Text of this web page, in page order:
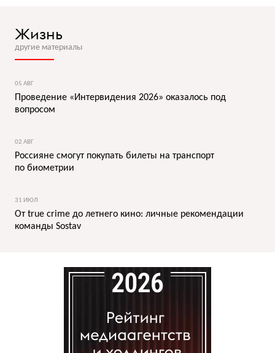
Жизнь
другие материалы
05 АВГ
Проведение «Интервидения 2026» оказалось под
вопросом
02 АВГ
Россияне смогут покупать билеты на транспорт
по биометрии
31 ИЮЛ
От true crime до летнего кино: личные рекомендации
команды Sostav